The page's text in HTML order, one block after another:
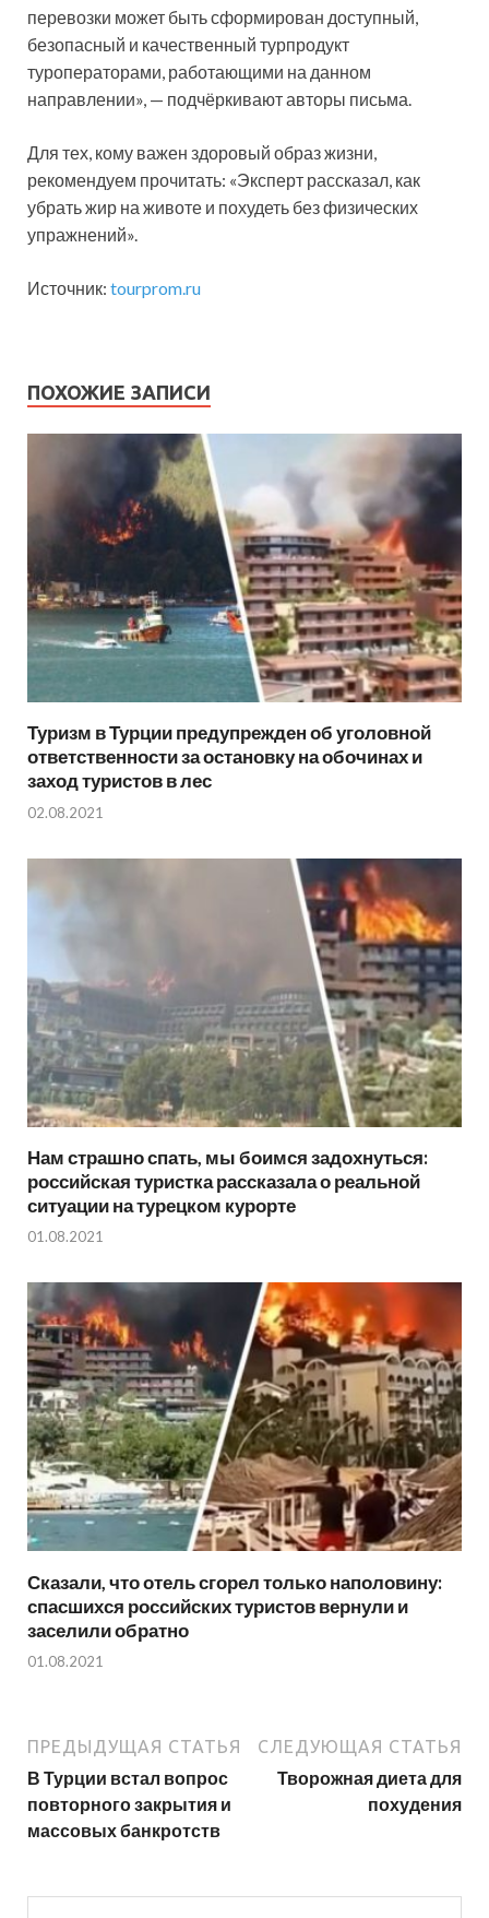
перевозки может быть сформирован доступный,
безопасный и качественный турпродукт
туроператорами, работающими на данном
направлении», — подчёркивают авторы письма.
Для тех, кому важен здоровый образ жизни,
рекомендуем прочитать: «Эксперт рассказал, как
убрать жир на животе и похудеть без физических
упражнений».
Источник: tourprom.ru
ПОХОЖИЕ ЗАПИСИ
Туризм в Турции предупрежден об уголовной
ответственности за остановку на обочинах и
заход туристов в лес
02.08.2021
Нам страшно спать, мы боимся задохнуться:
российская туристка рассказала о реальной
ситуации на турецком курорте
01.08.2021
Сказали, что отель сгорел только наполовину:
спасшихся российских туристов вернули и
заселили обратно
01.08.2021
ПРЕДЫДУЩАЯ СТАТЬЯ
В Турции встал вопрос
повторного закрытия и
массовых банкротств
СЛЕДУЮЩАЯ СТАТЬЯ
Творожная диета для
похудения